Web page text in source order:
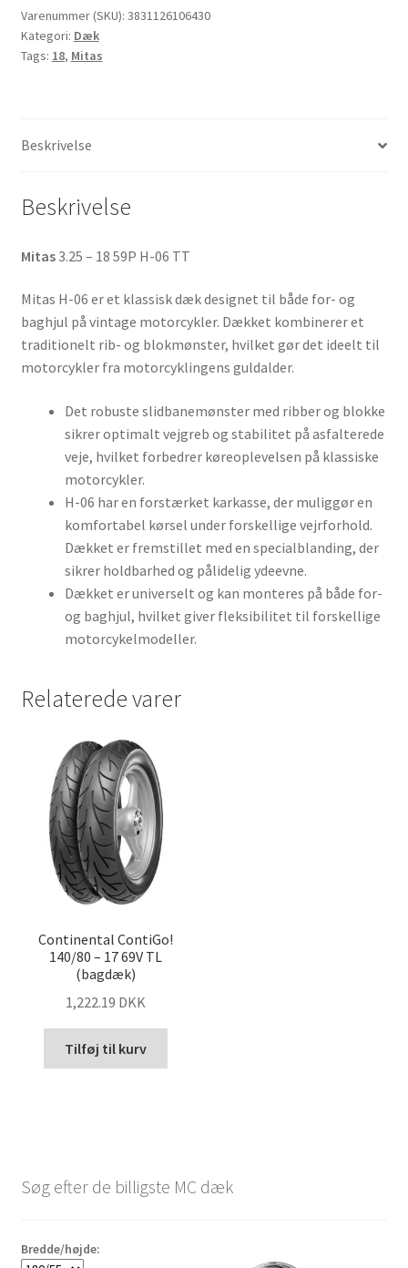
-
18
59P
Varenummer (SKU): 3831126106430
Kategori: Dæk
Tags: 18, Mitas
Beskrivelse
Beskrivelse
Mitas3.25 – 18 59P H-06 TT
Mitas H-06 er et klassisk dæk designet til både for- og
baghjul på vintage motorcykler. Dækket kombinerer et
traditionelt rib- og blokmønster, hvilket gør det ideelt til
motorcykler fra motorcyklingens guldalder.
Det robuste slidbanemønster med ribber og blokke
sikrer optimalt vejgreb og stabilitet på asfalterede
veje, hvilket forbedrer køreoplevelsen på klassiske
motorcykler.
H-06 har en forstærket karkasse, der muliggør en
komfortabel kørsel under forskellige vejrforhold.
Dækket er fremstillet med en specialblanding, der
sikrer holdbarhed og pålidelig ydeevne.
Dækket er universelt og kan monteres på både for-
og baghjul, hvilket giver fleksibilitet til forskellige
motorcykelmodeller.
Relaterede varer
Continental ContiGo!
140/80 – 17 69V TL
(bagdæk)
1,222.19 DKK
Tilføj til kurv
Søg efter de billigste MC dæk
Bredde/højde: